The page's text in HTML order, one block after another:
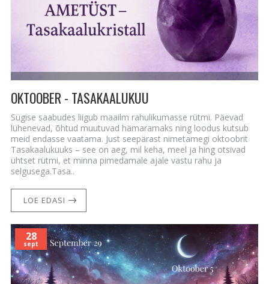
OKTOOBER - TASAKAALUKUU
Sügise saabudes liigub maailm rahulikumasse rütmi. Päevad
lühenevad, õhtud muutuvad hämaramaks ning loodus kutsub
meid endasse vaatama. Just seepärast nimetamegi oktoobrit
Tasakaalukuuks – see on aeg, mil keha, meel ja hing otsivad
ühtset rütmi, et minna pimedamale ajale vastu rahu ja
selgusega.Tasa..
LOE EDASI
28
sept